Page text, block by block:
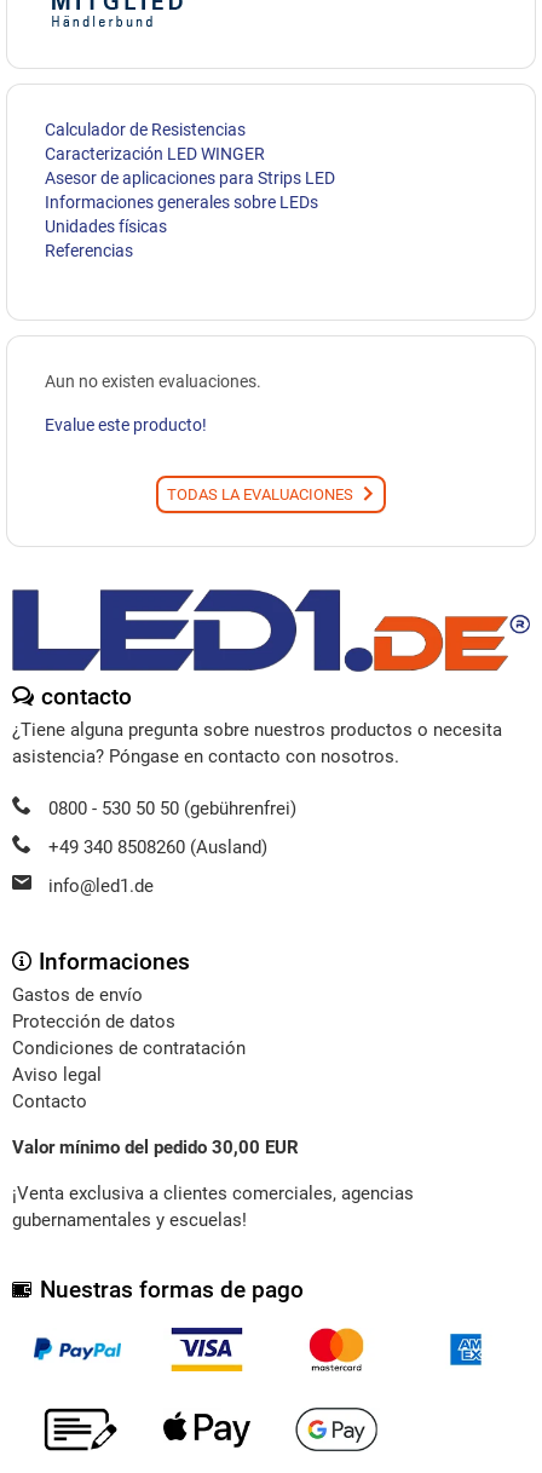
Calculador de Resistencias
Caracterización LED WINGER
Asesor de aplicaciones para Strips LED
Informaciones generales sobre LEDs
Unidades físicas
Referencias
Aun no existen evaluaciones.
Evalue este producto!
TODAS LA EVALUACIONES
contacto
¿Tiene alguna pregunta sobre nuestros productos o necesita
asistencia? Póngase en contacto con nosotros.
0800 - 530 50 50 (gebührenfrei)
+49 340 8508260 (Ausland)
info@led1.de
Informaciones
Gastos de envío
Protección de datos
Condiciones de contratación
Aviso legal
Contacto
Valor mínimo del pedido 30,00 EUR
¡Venta exclusiva a clientes comerciales, agencias
gubernamentales y escuelas!
Nuestras formas de pago